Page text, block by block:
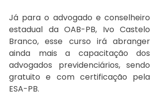
Já para o advogado e conselheiro
estadual da OAB-PB, Ivo Castelo
Branco, esse curso irá abranger
ainda mais a capacitação dos
advogados previdenciários, sendo
gratuito e com certificação pela
ESA-PB.